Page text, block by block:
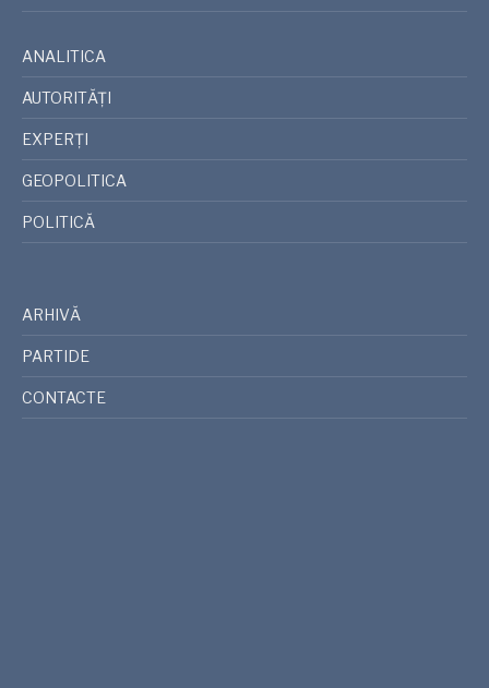
ANALITICA
AUTORITĂȚI
EXPERȚI
GEOPOLITICA
POLITICĂ
ARHIVĂ
PARTIDE
CONTACTE